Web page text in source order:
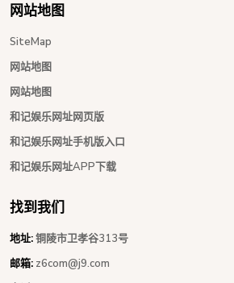
网站地图
SiteMap
网站地图
网站地图
和记娱乐网址网页版
和记娱乐网址手机版入口
和记娱乐网址APP下载
找到我们
地址:铜陵市卫孝谷313号
邮箱: z6com@j9.com